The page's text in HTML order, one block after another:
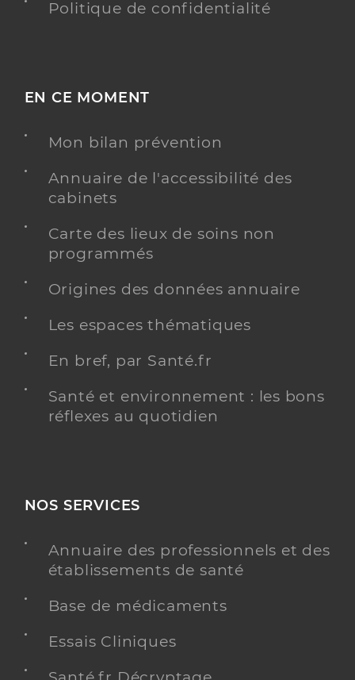
Politique de confidentialité
EN CE MOMENT
Mon bilan prévention
Annuaire de l'accessibilité des
cabinets
Carte des lieux de soins non
programmés
Origines des données annuaire
Les espaces thématiques
En bref, par Santé.fr
Santé et environnement : les bons
réflexes au quotidien
NOS SERVICES
Annuaire des professionnels et des
établissements de santé
Base de médicaments
Essais Cliniques